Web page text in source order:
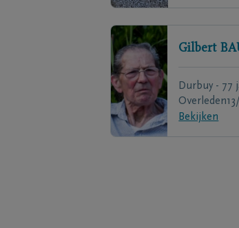
Gilbert
Durbuy - 77
Overleden
Bekijken